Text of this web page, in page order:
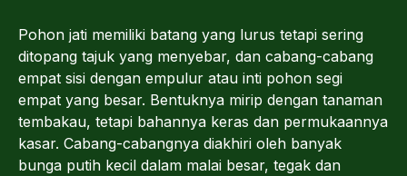
Pohon jati memiliki batang yang lurus tetapi sering
ditopang tajuk yang menyebar, dan cabang-cabang
empat sisi dengan empulur atau inti pohon segi
empat yang besar. Bentuknya mirip dengan tanaman
tembakau, tetapi bahannya keras dan permukaannya
kasar. Cabang-cabangnya diakhiri oleh banyak
bunga putih kecil dalam malai besar, tegak dan